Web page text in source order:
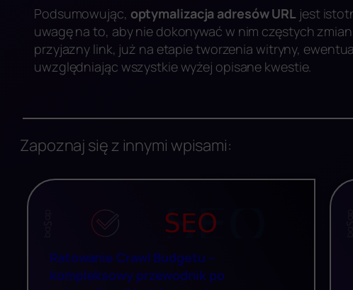
Podsumowując, optymalizacja adresów URL jest
uwagę na to, aby nie dokonywać w nim częstych
przyjazny link, już na etapie tworzenia witryny,
uwzględniając wszystkie wyżej opisane kwestie.
Zapoznaj się z innymi wpisami:
Ratowanie Crawl Budgetu –
kompleksowy przewodnik po